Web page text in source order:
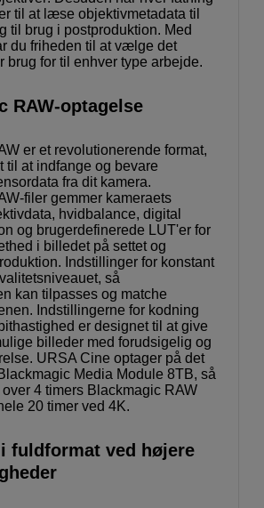
til at læse objektivmetadata til
til brug i postproduktion. Med
du friheden til at vælge det
brug for til enhver type arbejde.
RAW-optagelse
er et revolutionerende format,
til at indfange og bevare
fra dit kamera.
filer gemmer kameraets
hvidbalance, digital
og brugerdefinerede LUT'er for
i billedet på settet og
Indstillinger for konstant
så
kan tilpasses og matche
Indstillingerne for kodning
er designet til at give
billeder med forudsigelig og
URSA Cine optager på det
Media Module 8TB, så
4 timers Blackmagic RAW
20 timer ved 4K.
fuldformat ved højere